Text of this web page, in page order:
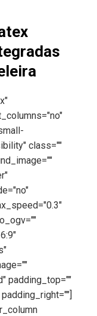
class=""
padding_top=""